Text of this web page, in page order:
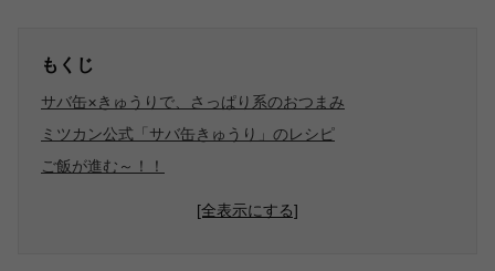
もくじ
サバ缶×きゅうりで、さっぱり系のおつまみ
ミツカン公式「サバ缶きゅうり」のレシピ
ご飯が進む～！！
[全表示にする]